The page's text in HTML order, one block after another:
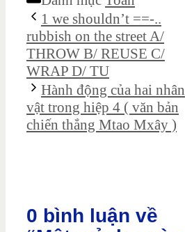
1 we shouldn’t ==-..
rubbish on the street A/
THROW B/ REUSE C/
WRAP D/ TU
Hành động của hai nhân
vật trong hiệp 4 ( văn bản
chiến thắng Mtao Mxây )
0 bình luận về